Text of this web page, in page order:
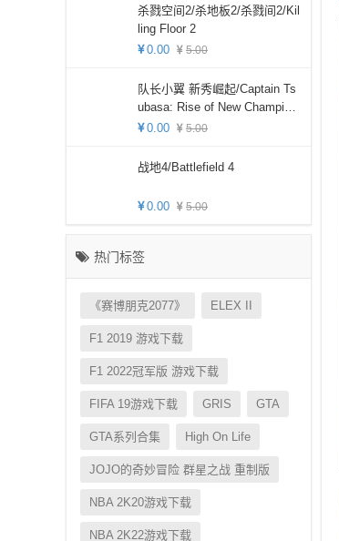
杀戮空间2/杀地板2/杀戮间2/Kil
ling Floor 2
0.00
5.00
队长小翼 新秀崛起/Captain Ts
ubasa: Rise of New Champion
s 0.00 5.00
战地4/Battlefield 4
0.00 5.00
热门标签
《赛博朋克2077》 ELEX II
F1 2019 游戏下载
F1 2022冠军版 游戏下载
FIFA 19游戏下载 GRIS GTA
GTA系列合集 High On Life
JOJO的奇妙冒险 群星之战 重制版
NBA 2K20游戏下载
NBA 2K22游戏下载